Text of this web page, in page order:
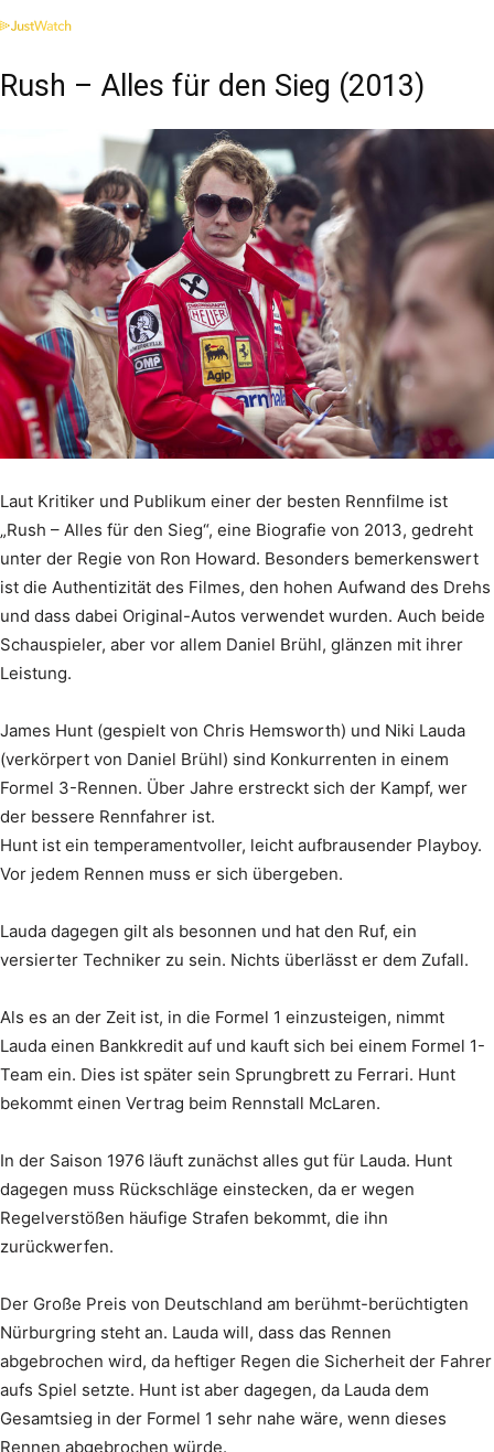
Rush – Alles für den Sieg (2013)
Laut Kritiker und Publikum einer der besten Rennfilme ist
„Rush – Alles für den Sieg“, eine Biografie von 2013, gedreht
unter der Regie von Ron Howard. Besonders bemerkenswert
ist die Authentizität des Filmes, den hohen Aufwand des Drehs
und dass dabei Original-Autos verwendet wurden. Auch beide
Schauspieler, aber vor allem Daniel Brühl, glänzen mit ihrer
Leistung.
James Hunt (gespielt von Chris Hemsworth) und Niki Lauda
(verkörpert von Daniel Brühl) sind Konkurrenten in einem
Formel 3-Rennen. Über Jahre erstreckt sich der Kampf, wer
der bessere Rennfahrer ist.
Hunt ist ein temperamentvoller, leicht aufbrausender Playboy.
Vor jedem Rennen muss er sich übergeben.
Lauda dagegen gilt als besonnen und hat den Ruf, ein
versierter Techniker zu sein. Nichts überlässt er dem Zufall.
Als es an der Zeit ist, in die Formel 1 einzusteigen, nimmt
Lauda einen Bankkredit auf und kauft sich bei einem Formel 1-
Team ein. Dies ist später sein Sprungbrett zu Ferrari. Hunt
bekommt einen Vertrag beim Rennstall McLaren.
In der Saison 1976 läuft zunächst alles gut für Lauda. Hunt
dagegen muss Rückschläge einstecken, da er wegen
Regelverstößen häufige Strafen bekommt, die ihn
zurückwerfen.
Der Große Preis von Deutschland am berühmt-berüchtigten
Nürburgring steht an. Lauda will, dass das Rennen
abgebrochen wird, da heftiger Regen die Sicherheit der Fahrer
aufs Spiel setzte. Hunt ist aber dagegen, da Lauda dem
Gesamtsieg in der Formel 1 sehr nahe wäre, wenn dieses
Rennen abgebrochen würde.